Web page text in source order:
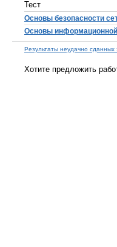
Тест
Основы безопасности
Основы информационной
Результаты неудачно сданных
Хотите предложить